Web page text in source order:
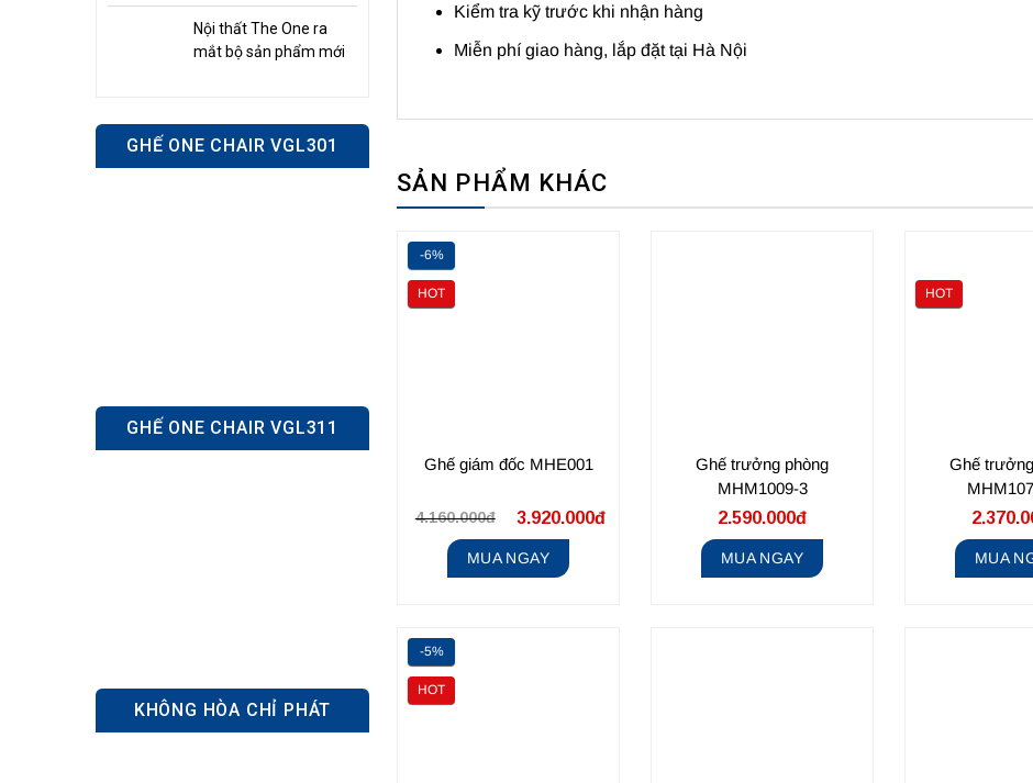
Nội thất The One ra
mắt bộ sản phẩm mới
GHẾ ONE CHAIR VGL301
GHẾ ONE CHAIR VGL311
KHÔNG HÒA CHỈ PHÁT
Kiểm tra kỹ trước khi nhận hàng
Miễn phí giao hàng, lắp đặt tại Hà Nội
SẢN PHẨM KHÁC
-6%
HOT
Ghế giám đốc MHE001
4.160.000đ 3.920.000đ
MUA NGAY
Ghế trưởng phòng
MHM1009-3
2.590.000đ
MUA NGAY
HOT
Ghế
MUA
-5%
HOT